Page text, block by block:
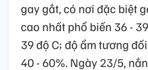
gay gắt, có nơi đặc biệt
cao nhất phổ biến 36 -
39 độ C; độ ẩm tương
40 - 60%. Ngày 23/5,